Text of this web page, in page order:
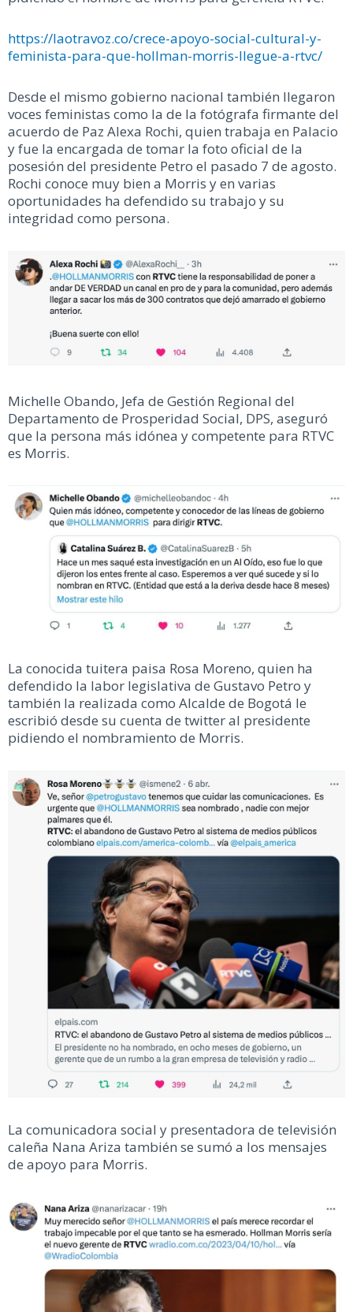
https://laotravoz.co/crece-apoyo-social-cultural-y-
feminista-para-que-hollman-morris-llegue-a-rtvc/
Desde el mismo gobierno nacional también llegaron
voces feministas como la de la fotógrafa firmante del
acuerdo de Paz Alexa Rochi, quien trabaja en Palacio
y fue la encargada de tomar la foto oficial de la
posesión del presidente Petro el pasado 7 de agosto.
Rochi conoce muy bien a Morris y en varias
oportunidades ha defendido su trabajo y su
integridad como persona.
Michelle Obando, Jefa de Gestión Regional del
Departamento de Prosperidad Social, DPS, aseguró
que la persona más idónea y competente para RTVC
es Morris.
La conocida tuitera paisa Rosa Moreno, quien ha
defendido la labor legislativa de Gustavo Petro y
también la realizada como Alcalde de Bogotá le
escribió desde su cuenta de twitter al presidente
pidiendo el nombramiento de Morris.
La comunicadora social y presentadora de televisión
caleña Nana Ariza también se sumó a los mensajes
de apoyo para Morris.